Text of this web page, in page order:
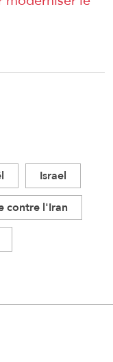
Israel
contre l'Iran